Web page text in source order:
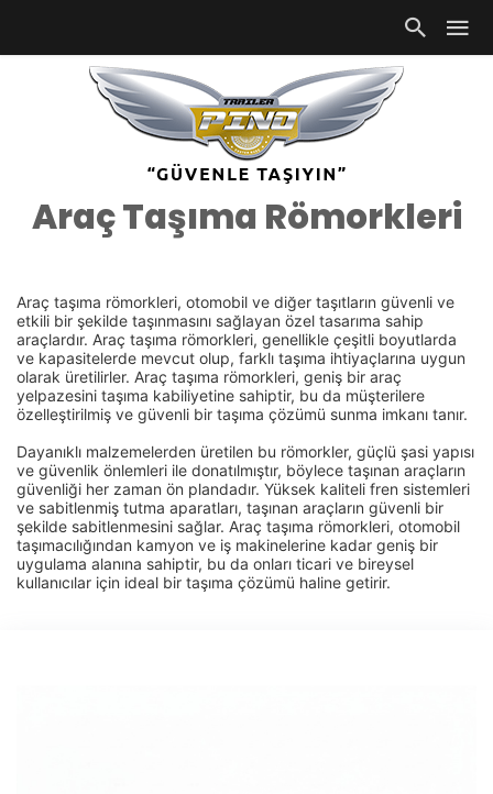
Araç Taşıma Römorkleri
Araç taşıma römorkleri, otomobil ve diğer taşıtların güvenli ve
etkili bir şekilde taşınmasını sağlayan özel tasarıma sahip
araçlardır. Araç taşıma römorkleri, genellikle çeşitli boyutlarda
ve kapasitelerde mevcut olup, farklı taşıma ihtiyaçlarına uygun
olarak üretilirler. Araç taşıma römorkleri, geniş bir araç
yelpazesini taşıma kabiliyetine sahiptir, bu da müşterilere
özelleştirilmiş ve güvenli bir taşıma çözümü sunma imkanı tanır.
Dayanıklı malzemelerden üretilen bu römorkler, güçlü şasi yapısı
ve güvenlik önlemleri ile donatılmıştır, böylece taşınan araçların
güvenliği her zaman ön plandadır. Yüksek kaliteli fren sistemleri
ve sabitlenmiş tutma aparatları, taşınan araçların güvenli bir
şekilde sabitlenmesini sağlar. Araç taşıma römorkleri, otomobil
taşımacılığından kamyon ve iş makinelerine kadar geniş bir
uygulama alanına sahiptir, bu da onları ticari ve bireysel
kullanıcılar için ideal bir taşıma çözümü haline getirir.